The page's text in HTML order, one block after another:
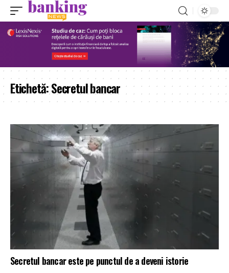
Etichetă:Secretul bancar
Secretul bancar este pe punctul de a deveni istorie